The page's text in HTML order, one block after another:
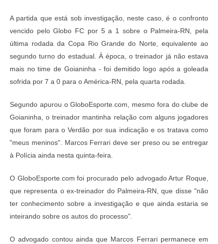
A partida que está sob investigação, neste caso, é o confronto
vencido pelo Globo FC por 5 a 1 sobre o Palmeira-RN, pela
última rodada da Copa Rio Grande do Norte, equivalente ao
segundo turno do estadual. À época, o treinador já não estava
mais no time de Goianinha - foi demitido logo após a goleada
sofrida por 7 a 0 para o América-RN, pela quarta rodada.
Segundo apurou oGloboEsporte.com, mesmo fora do clube de
Goianinha, o treinador mantinha relação com alguns jogadores
que foram para o Verdão por sua indicação e os tratava como
"meus meninos". Marcos Ferrari deve ser preso ou se entregar
à Polícia ainda nesta quinta-feira.
O GloboEsporte.com foi procurado pelo advogado Artur Roque,
que representa o ex-treinador do Palmeira-RN, que disse "não
ter conhecimento sobre a investigação e que ainda estaria se
inteirando sobre os autos do processo".
O advogado contou ainda que Marcos Ferrari permanece em